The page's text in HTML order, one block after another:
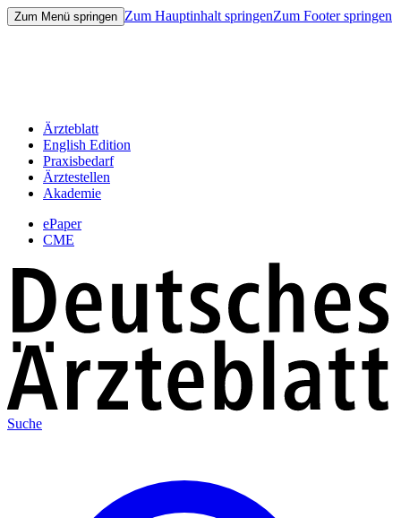
Zum Menü springen Zum Hauptinhalt springenZum Footer springen
Ärzteblatt
English Edition
Praxisbedarf
Ärztestellen
Akademie
ePaper
CME
Suche